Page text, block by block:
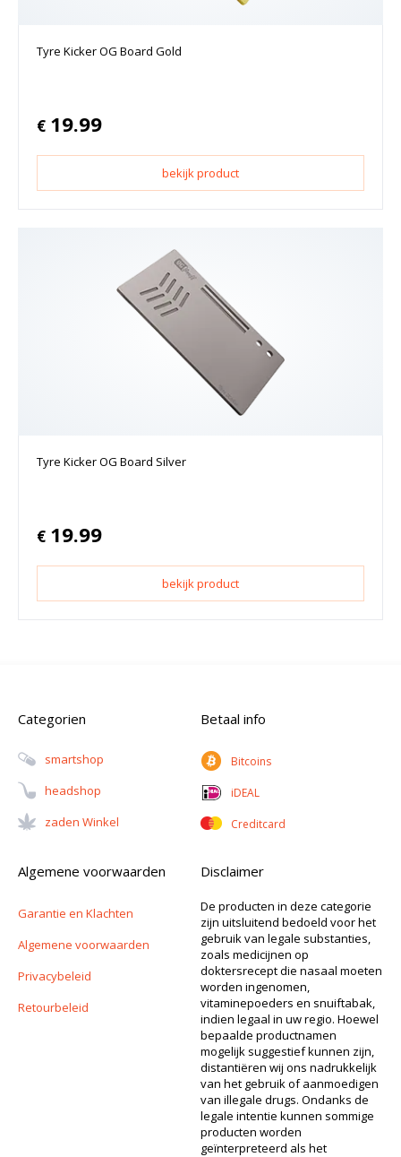
Tyre Kicker OG Board Gold
€ 19.99
bekijk product
Tyre Kicker OG Board Silver
€ 19.99
bekijk product
Categorien
Smartshop
Headshop
Zaden Winkel
Betaal info
Bitcoins
iDEAL
Creditcard
Algemene voorwaarden
Garantie en Klachten
Algemene voorwaarden
Privacybeleid
Retourbeleid
Disclaimer
De producten in deze categorie
zijn uitsluitend bedoeld voor het
gebruik van legale substanties,
zoals medicijnen op
doktersrecept die nasaal moeten
worden ingenomen,
vitaminepoeders en snuiftabak,
indien legaal in uw regio. Hoewel
bepaalde productnamen
mogelijk suggestief kunnen zijn,
distantiëren wij ons nadrukkelijk
van het gebruik of aanmoedigen
van illegale drugs. Ondanks de
legale intentie kunnen sommige
producten worden
geïnterpreteerd als het